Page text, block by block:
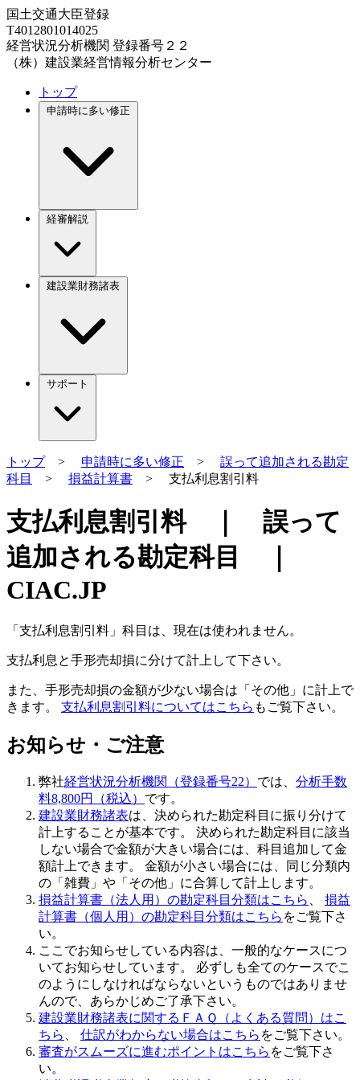
国土交通大臣登録
T4012801014025
経営状況分析機関 登録番号２２
（株）建設業経営情報分析センター
トップ
申請時に多い修正
経審解説
建設業財務諸表
サポート
トップ> 申請時に多い修正 > 誤って追加される勘定
科目
> 損益計算書 > 支払利息割引料
支払利息割引料 ｜ 誤って
追加される勘定科目 ｜
CIAC.JP
「支払利息割引料」科目は、現在は使われません。
支払利息 と手形売却損に分けて計上して下さい。
また、手形売却損の金額が少ない場合は「その他」に計上で
きます。 支払利息割引料についてはこちら もご覧下さい。
お知らせ・ご注意
弊社経営状況分析機関（登録番号22） では、 分析手数
料8,800円（税込） です。
建設業財務諸表は、決められた勘定科目に振り分けて
計上することが基本です。 決められた勘定科目に該当
しない場合で金額が大きい場合には、科目追加して金
額計上できます。 金額が小さい場合には、同じ分類内
の「雑費」や「その他」に合算して計上します。
損益計算書（法人用）の勘定科目分類はこちら
損益
計算書（個人用）の勘定科目分類はこちら をご覧下さ
い。
ここでお知らせしている内容は、一般的なケースにつ
いてお知らせしています。 必ずしも全てのケースでこ
のようにしなければならないというものではありませ
んので、あらかじめご了承下さい。
建設業財務諸表に関するＦＡＱ（よくある質問）はこ
ちら
仕訳がわからない場合はこちら をご覧下さい。
審査がスムーズに進むポイントはこちら をご覧下さ
い。